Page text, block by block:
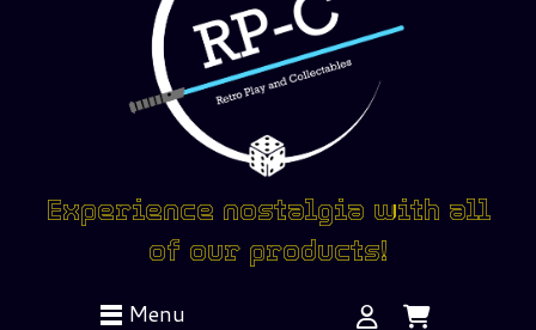
Experience nostalgia with all
of our products!
Menu